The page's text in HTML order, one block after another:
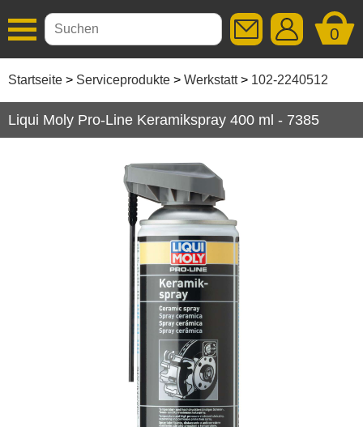
0
Startseite Serviceprodukte Werkstatt 102-2240512
Additive
Getriebeöle
Liqui Moly Pro-Line Keramikspray 400 ml - 7385